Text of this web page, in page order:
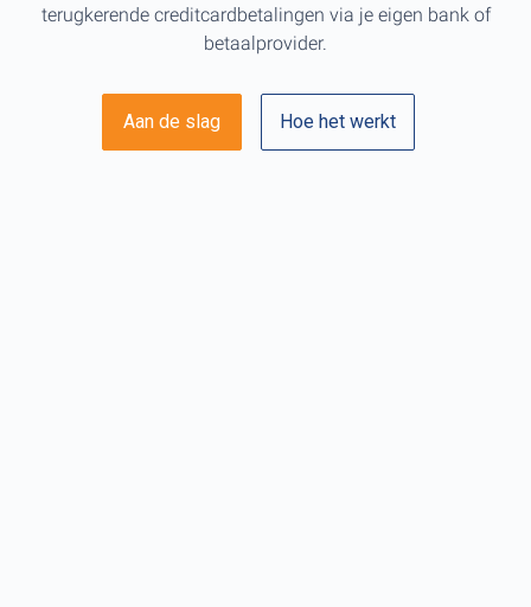
terugkerende creditcardbetalingen via je eigen bank of
betaalprovider.
Aan de slag Hoe het werkt